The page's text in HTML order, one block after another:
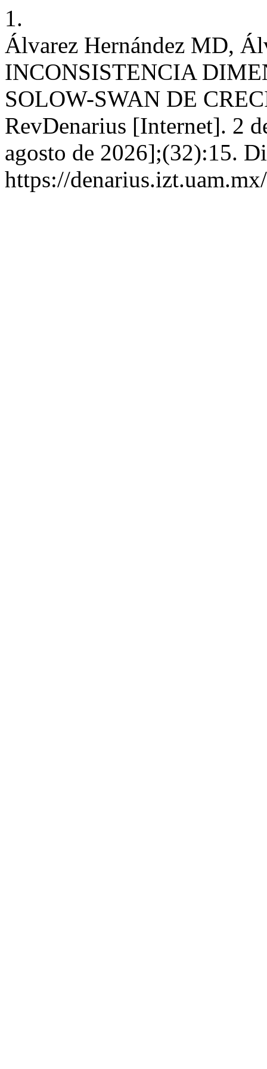
1.
Álvarez Hernández MD,
INCONSISTENCIA
SOLOW-SWAN DE
RevDenarius [Internet]. 2
agosto de 2026];(32):15.
https://